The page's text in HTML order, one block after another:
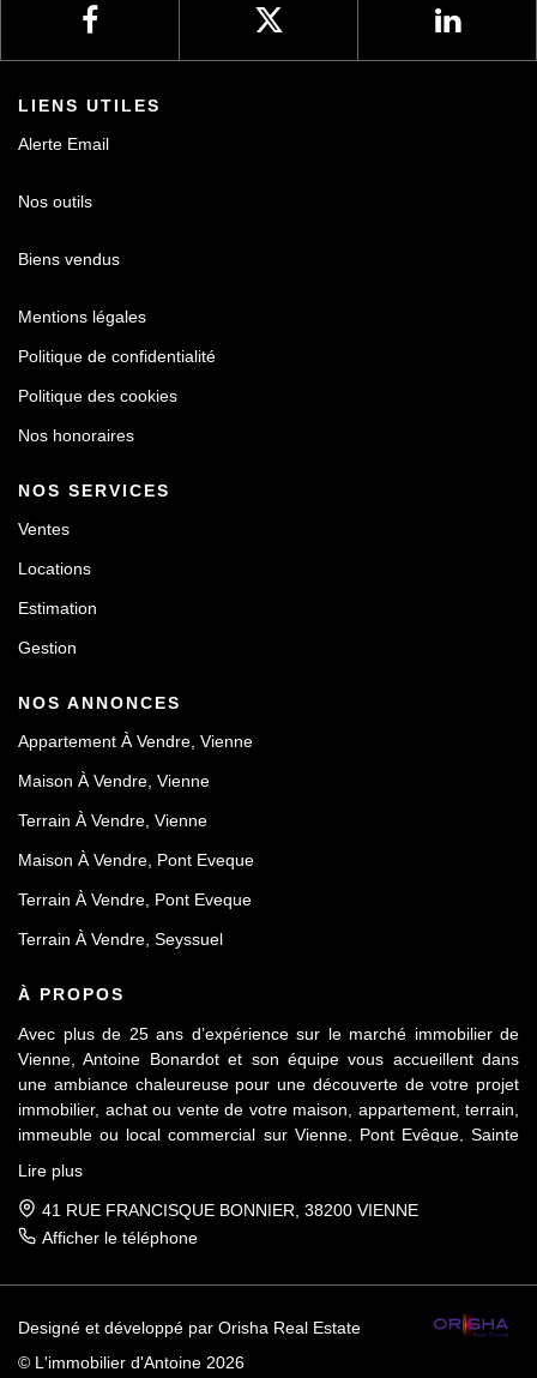
LIENS UTILES
Alerte Email
Nos outils
Biens vendus
Mentions légales
Politique de confidentialité
Politique des cookies
Nos honoraires
NOS SERVICES
Ventes
Locations
Estimation
Gestion
NOS ANNONCES
Appartement À Vendre, Vienne
Maison À Vendre, Vienne
Terrain À Vendre, Vienne
Maison À Vendre, Pont Eveque
Terrain À Vendre, Pont Eveque
Terrain À Vendre, Seyssuel
À PROPOS
Avec plus de 25 ans d’expérience sur le marché immobilier de
Vienne, Antoine Bonardot et son équipe vous accueillent dans
une ambiance chaleureuse pour une découverte de votre projet
immobilier, achat ou vente de votre maison, appartement, terrain,
immeuble ou local commercial sur Vienne, Pont Evêque, Sainte
Colombe, Seyssuel et l’agglomération viennoise. Attachée au
respect déontologique de notre profession, notre équipe vous
accompagne de A à Z, dans la confiance mutuelle, pour une
parfaite réussite de votre projet.
Lire plus
41 RUE FRANCISQUE BONNIER, 38200 VIENNE
Afficher le téléphone
Designé et développé par Orisha Real Estate
© L'immobilier d'Antoine 2026